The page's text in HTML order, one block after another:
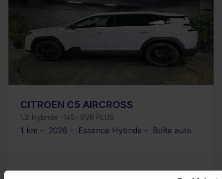
CITROEN C5 AIRCROSS
1.2i Hybride -145- BVR PLUS
1 km - 2026 - Essence Hybride - Boîte auto